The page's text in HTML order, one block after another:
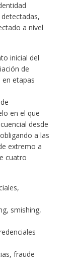
a nivel
inicial del
de
en etapas
en el que
desde
a las
extremo a
cuatro
smishing,
fraude